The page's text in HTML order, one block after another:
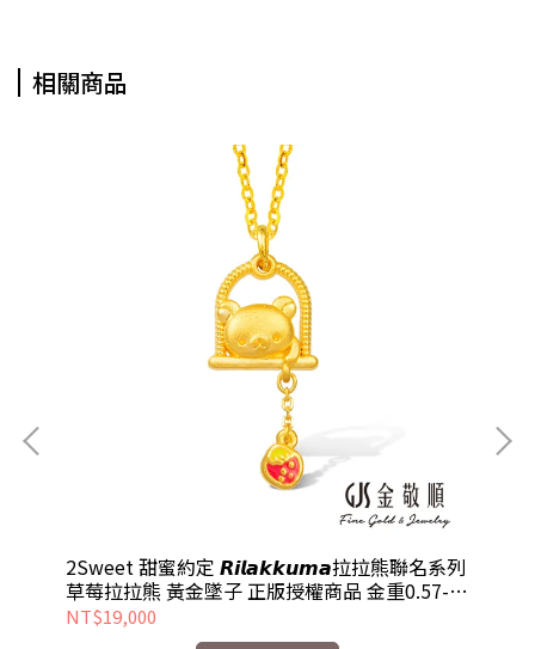
相關商品
2Sweet 甜蜜約定 𝙍𝙞𝙡𝙖𝙠𝙠𝙪𝙢𝙖拉拉熊聯名系列
草莓拉拉熊 黃金墜子 正版授權商品 金重0.57-
0.60錢
NT$19,000